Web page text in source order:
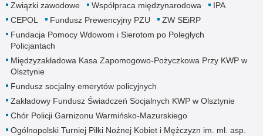
Związki zawodowe Współpraca międzynarodowa
IPA
CEPOL
Fundusz Prewencyjny PZU
ZW SEiRP
Fundacja Pomocy Wdowom i Sierotom po Poległych
Policjantach
Międzyzakładowa Kasa Zapomogowo-Pożyczkowa Przy KWP w
Olsztynie
Fundusz socjalny emerytów policyjnych
Zakładowy Fundusz Świadczeń Socjalnych KWP w Olsztynie
Chór Policji Garnizonu Warmińsko-Mazurskiego
Ogólnopolski Turniej Piłki Nożnej Kobiet i Mężczyzn im. mł. asp.